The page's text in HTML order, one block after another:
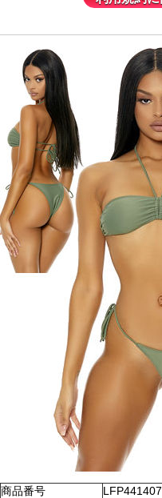
商品番号
LFP441407